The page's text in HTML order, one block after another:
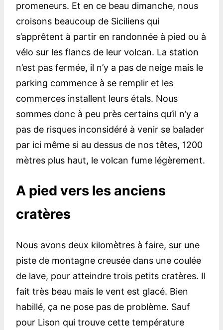
promeneurs. Et en ce beau dimanche, nous
croisons beaucoup de Siciliens qui
s’apprêtent à partir en randonnée à pied ou à
vélo sur les flancs de leur volcan. La station
n’est pas fermée, il n’y a pas de neige mais le
parking commence à se remplir et les
commerces installent leurs étals. Nous
sommes donc à peu près certains qu’il n’y a
pas de risques inconsidéré à venir se balader
par ici même si au dessus de nos têtes, 1200
mètres plus haut, le volcan fume légèrement.
A pied vers les anciens
cratères
Nous avons deux kilomètres à faire, sur une
piste de montagne creusée dans une coulée
de lave, pour atteindre trois petits cratères. Il
fait très beau mais le vent est glacé. Bien
habillé, ça ne pose pas de problème. Sauf
pour Lison qui trouve cette température